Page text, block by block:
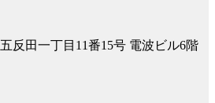
反田一丁目11番15号 電波ビル6階